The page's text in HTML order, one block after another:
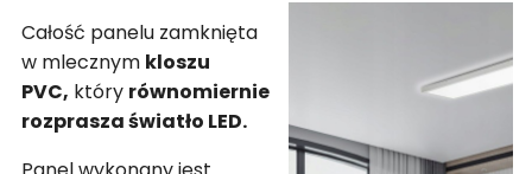
Całość panelu zamknięta
w mlecznym kloszu
PVC, który równomiernie
rozprasza światło LED.